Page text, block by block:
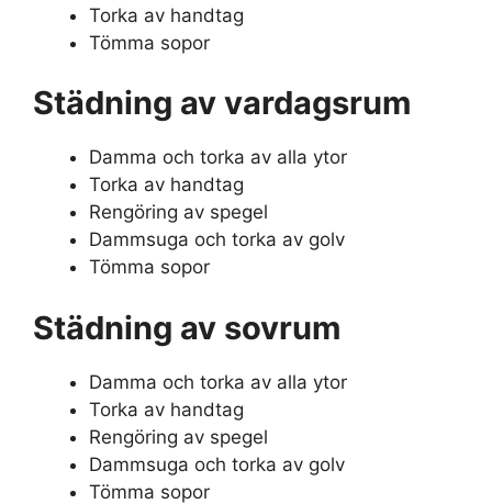
Torka av handtag
Tömma sopor
Städning av vardagsrum
Damma och torka av alla ytor
Torka av handtag
Rengöring av spegel
Dammsuga och torka av golv
Tömma sopor
Städning av sovrum
Damma och torka av alla ytor
Torka av handtag
Rengöring av spegel
Dammsuga och torka av golv
Tömma sopor